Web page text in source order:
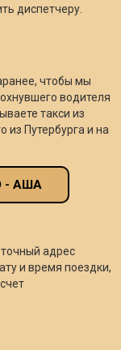
диспетчеру.
чтобы мы
водителя
такси из
из Путербурга и на
- АША
адрес
и время поездки,